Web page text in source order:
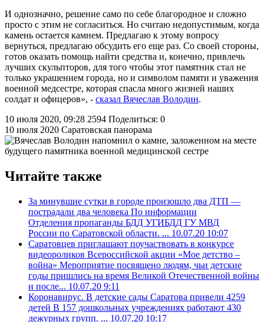
И однозначно, решение само по себе благородное и сложно
просто с этим не согласиться. Но считаю недопустимым, когда
камень остается камнем. Предлагаю к этому вопросу
вернуться, предлагаю обсудить его еще раз. Со своей стороны,
готов оказать помощь найти средства и, конечно, привлечь
лучших скульпторов, для того чтобы этот памятник стал не
только украшением города, но и символом памяти и уважения
военной медсестре, которая спасла много жизней наших
солдат и офицеров», - сказал Вячеслав Володин.
10 июля 2020, 09:28 2594 Поделиться: 0
10 июля 2020 Саратовская панорама
Читайте также
За минувшие сутки в городе произошло два ДТП —
пострадали два человека По информации
Отделения пропаганды БДД УГИБДД ГУ МВД
России по Саратовской области. ... 10.07.20 10:07
Саратовцев приглашают поучаствовать в конкурсе
видеороликов Всероссийской акции «Мое детство –
война» Мероприятие посвящено людям, чьи детские
годы пришлись на время Великой Отечественной войны
и после... 10.07.20 9:11
Коронавирус. В детские сады Саратова привели 4259
детей В 157 дошкольных учреждениях работают 430
дежурных групп. ... 10.07.20 10:17